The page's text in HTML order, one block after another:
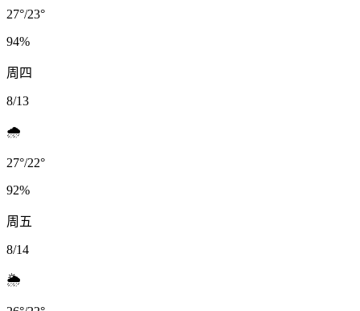
27°/23°
94%
周四
8/13
🌧️
27°/22°
92%
周五
8/14
🌦️